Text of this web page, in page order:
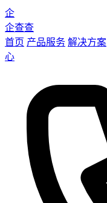
企
企查查
首页 产品服务 解决方案
心